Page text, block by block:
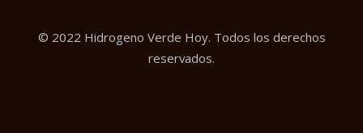
© 2022 Hidrogeno Verde Hoy. Todos los derechos
reservados.